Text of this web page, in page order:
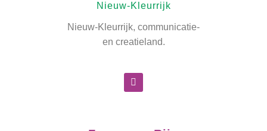
Nieuw-Kleurrijk
Nieuw-Kleurrijk, communicatie-
en creatieland.